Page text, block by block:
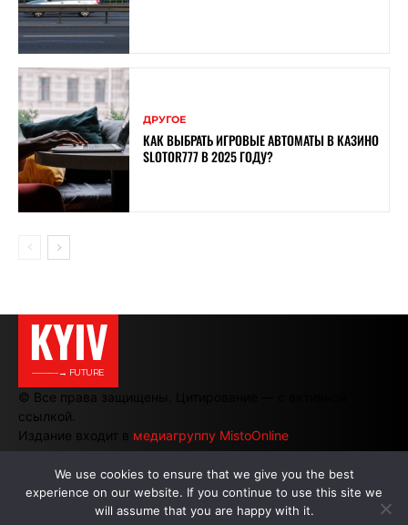
ДРУГОЕ
КАК ВЫБРАТЬ ИГРОВЫЕ АВТОМАТЫ В КАЗИНО
SLOTOR777 В 2025 ГОДУ?
KYIV
———→ FUTURE
© Все права защищены. Цитирование — с активной
ссылкой.
Издание входит в медиагруппу MistoOnline
АВТОРЫ | РЕКЛАМА НА САЙТЕ
We use cookies to ensure that we give you the best
experience on our website. If you continue to use this site we
will assume that you are happy with it.